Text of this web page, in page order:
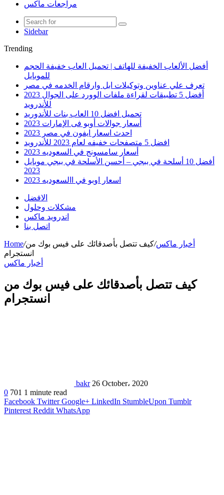
مراجعات ماكس
Sidebar
Trending
أفضل الألعاب الخفيفة للهاتف | تحميل العاب خفيفة الحجم
للموبايل
تعرف علي عناوين وتوكيلات ابل وارقام الخدمه في مصر
أفضل 5 تطبيقات لقراءة ملفات الوورد على الجوال 2023
للأندرويد
تحميل افضل 10 العاب بنات للأندوريد
أسعار جوالات أوبو فى الإمارات 2023
احدث اسعار ايفون في مصر 2023
افضل 5 متصفحات خفيفه لعام 2023 للأندرويد
أسعار سامسونج في السعوديه 2023
أفضل 10 أسلحة في ببجي – أحسن الأسلحة في ببجي موبايل
2023
اسعار اوبو في االسعوديه 2023
الافضل
مشكلات وحلول
اندرويد ماكس
اتصل بنا
Home/ أخبار ماكس/كيف تتصل بأصدقائك على فيس بوك من
انستجرام
أخبار ماكس
كيف تتصل بأصدقائك على فيس بوك من
انستجرام
bakr 26 October، 2020
0 701 1 minute read
Facebook Twitter Google+ LinkedIn StumbleUpon Tumblr
Pinterest Reddit WhatsApp